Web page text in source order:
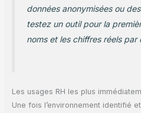
données anonymisées ou
testez un outil pour la
noms et les chiffres réels par
Les usages RH les plus
Une fois l’environnement identifié